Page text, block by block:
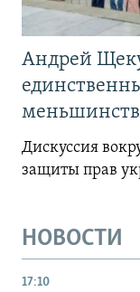
Андрей
Дискуссия
защиты прав
НОВОСТИ
17:10